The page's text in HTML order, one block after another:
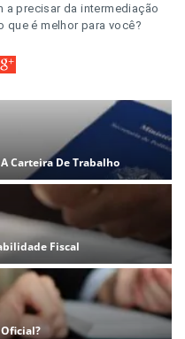
a precisar da intermediação
que é melhor para você?
Carteira De Trabalho
Fiscal